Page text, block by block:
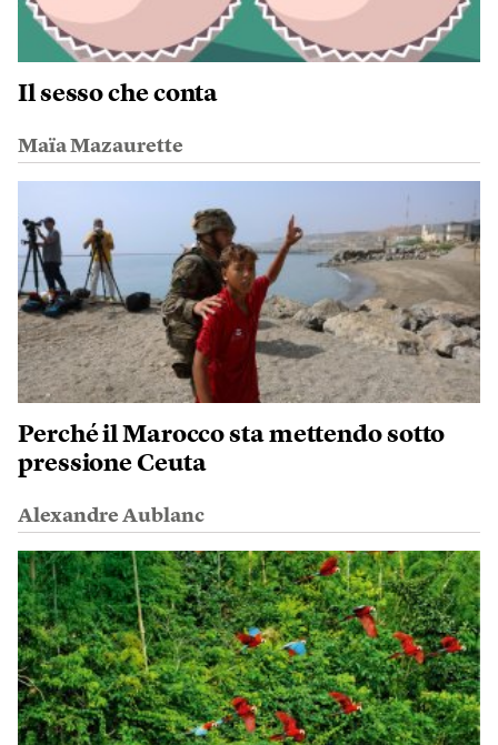
Il sesso che conta
Maïa Mazaurette
Perché il Marocco sta mettendo sotto
pressione Ceuta
Alexandre Aublanc